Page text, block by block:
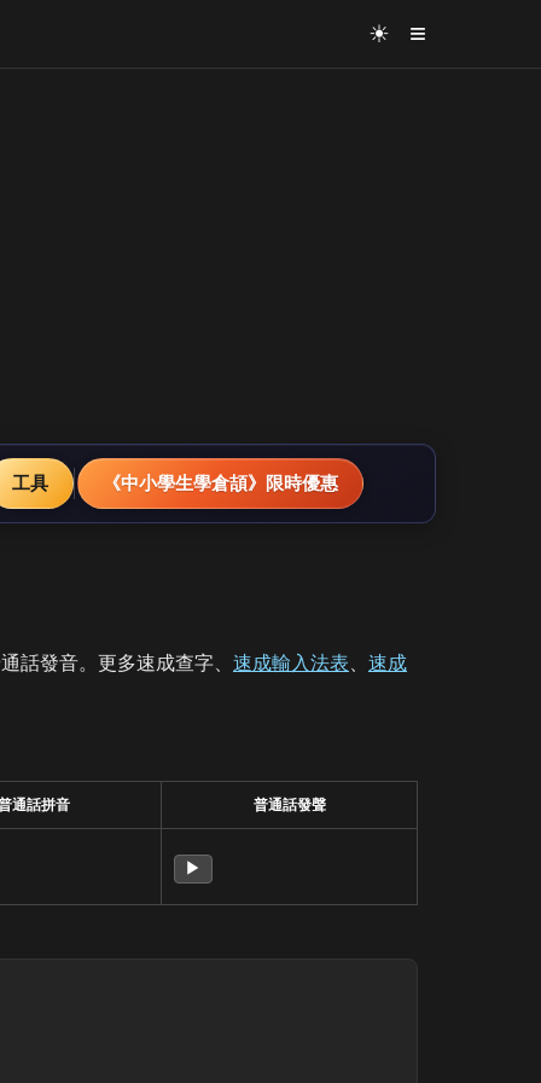
☀ ≡
工具 《中小學生學倉頡》限時優惠
話發音。更多速成查字、 速成輸入法表、 速成
通話拼音 普通話發聲
▶